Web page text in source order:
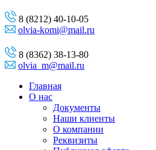
8 (8212) 40-10-05
olvia-komi@mail.ru
8 (8362) 38-13-80
olvia_m@mail.ru
Главная
О нас
Документы
Наши клиенты
О компании
Реквизиты